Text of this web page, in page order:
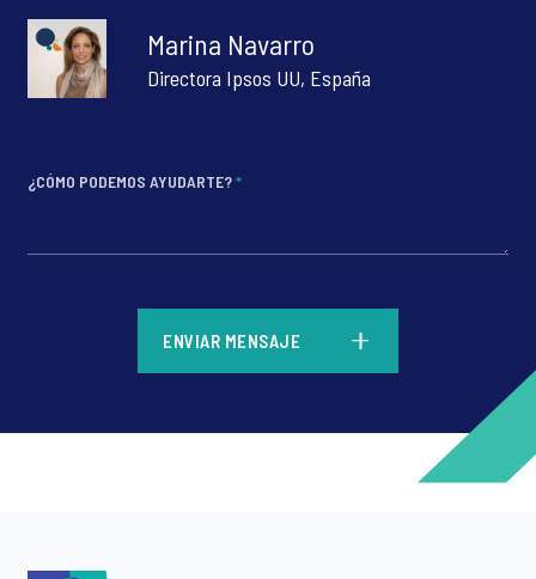
Marina Navarro
Directora Ipsos UU, España
¿CÓMO PODEMOS AYUDARTE?*
ENVIAR MENSAJE